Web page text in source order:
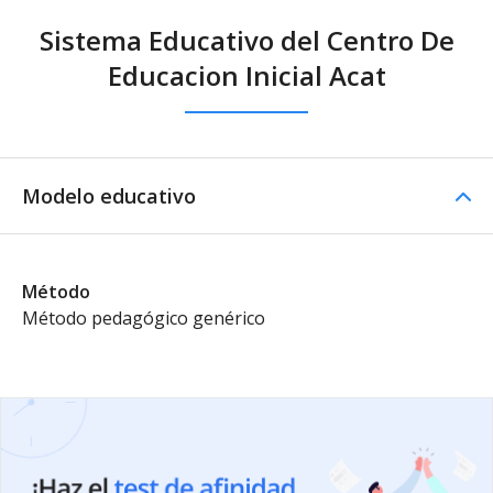
Sistema Educativo del Centro De
Educacion Inicial Acat
Modelo educativo
Método
Método pedagógico genérico